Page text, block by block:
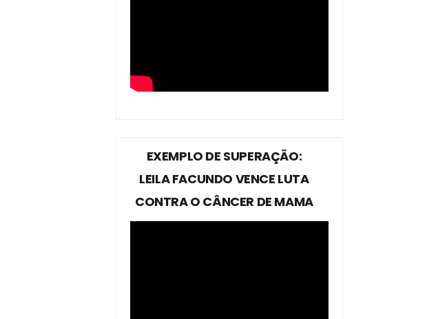
EXEMPLO DE SUPERAÇÃO:
LEILA FACUNDO VENCE LUTA
CONTRA O CÂNCER DE MAMA